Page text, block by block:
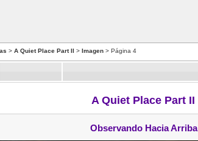
> A Quiet Place Part II > Imagen > Página 4
A Quiet Place Part II
Observando Hacia Arriba